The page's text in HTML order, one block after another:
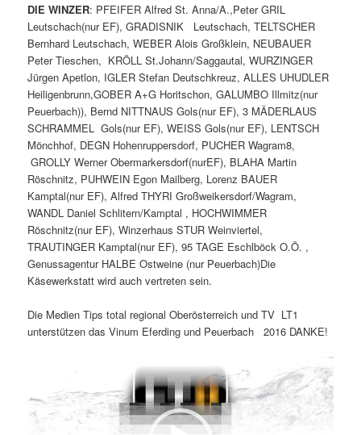
DIE WINZER: PFEIFER Alfred St. Anna/A.,Peter GRIL
Leutschach(nur EF), GRADISNIK Leutschach, TELTSCHER
Bernhard Leutschach, WEBER Alois Großklein, NEUBAUER
Peter Tieschen, KRÖLL St.Johann/Saggautal, WURZINGER
Jürgen Apetlon, IGLER Stefan Deutschkreuz, ALLES UHUDLER
Heiligenbrunn,GOBER A+G Horitschon, GALUMBO Illmitz(nur
Peuerbach)), Bernd NITTNAUS Gols(nur EF), 3 MÄDERLAUS
SCHRAMMEL Gols(nur EF), WEISS Gols(nur EF), LENTSCH
Mönchhof, DEGN Hohenruppersdorf, PUCHER Wagram8,
GROLLY Werner Obermarkersdorf(nurEF), BLAHA Martin
Röschnitz, PUHWEIN Egon Mailberg, Lorenz BAUER
Kamptal(nur EF), Alfred THYRI Großweikersdorf/Wagram,
WANDL Daniel Schlitern/Kamptal , HOCHWIMMER
Röschnitz(nur EF), Winzerhaus STUR Weinviertel,
TRAUTINGER Kamptal(nur EF), 95 TAGE Eschlböck O.Ö. ,
Genussagentur HALBE Ostweine (nur Peuerbach)Die
Käsewerkstatt wird auch vertreten sein.
Die Medien Tips total regional Oberösterreich und TV LT1
unterstützen das Vinum Eferding und Peuerbach 2016 DANKE!